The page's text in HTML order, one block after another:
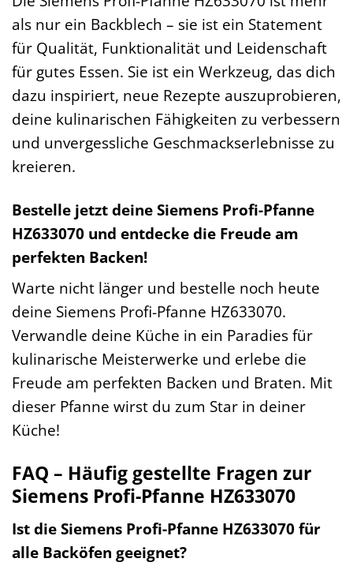
als nur ein Backblech – sie ist ein Statement
für Qualität, Funktionalität und Leidenschaft
für gutes Essen. Sie ist ein Werkzeug, das dich
dazu inspiriert, neue Rezepte auszuprobieren,
deine kulinarischen Fähigkeiten zu verbessern
und unvergessliche Geschmackserlebnisse zu
kreieren.
Bestelle jetzt deine Siemens Profi-Pfanne
HZ633070 und entdecke die Freude am
perfekten Backen!
Warte nicht länger und bestelle noch heute
deine Siemens Profi-Pfanne HZ633070.
Verwandle deine Küche in ein Paradies für
kulinarische Meisterwerke und erlebe die
Freude am perfekten Backen und Braten. Mit
dieser Pfanne wirst du zum Star in deiner
Küche!
FAQ – Häufig gestellte Fragen zur
Siemens Profi-Pfanne HZ633070
Ist die Siemens Profi-Pfanne HZ633070 für
alle Backöfen geeignet?